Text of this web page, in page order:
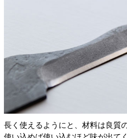
長く使えるようにと、材料は良質